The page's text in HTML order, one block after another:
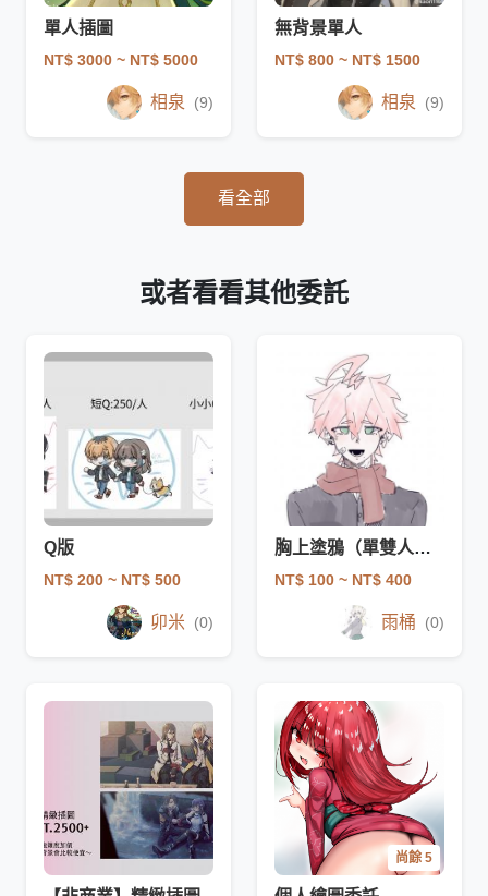
單人插圖
NT$ 3000 ~ NT$ 5000
相泉 (9)
無背景單人
NT$ 800 ~ NT$ 1500
相泉 (9)
看全部
或者看看其他委託
Q版
NT$ 200 ~ NT$ 500
卯米 (0)
胸上塗鴉（單雙人皆可）
NT$ 100 ~ NT$ 400
雨桶 (0)
尚餘 5